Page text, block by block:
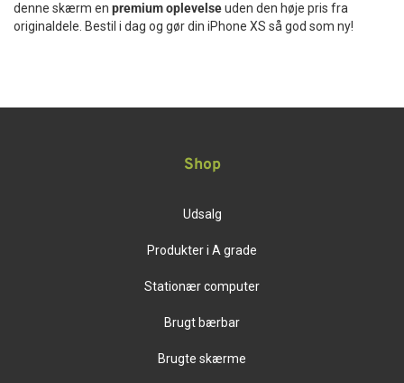
denne skærm en premium oplevelseuden den høje pris fra
originaldele. Bestil i dag og gør din iPhone XS så god som ny!
Shop
Udsalg
Produkter i A grade
Stationær computer
Brugt bærbar
Brugte skærme